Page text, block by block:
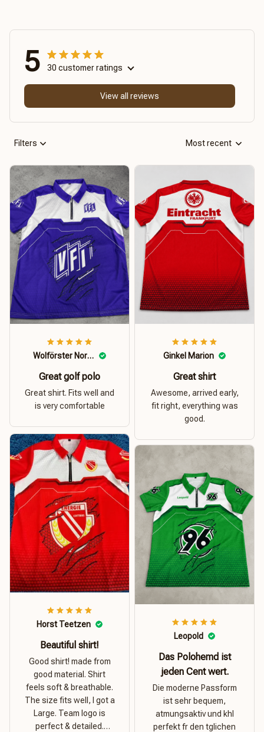
5 30 customer ratings
View all reviews
Filters Most recent
Wolförster Norbert
Great golf polo
Great shirt. Fits well and
is very comfortable
Ginkel Marion
Great shirt
Awesome, arrived early,
fit right, everything was
good.
Horst Teetzen
Beautiful shirt!
Good shirt! made from
good material. Shirt
feels soft & breathable.
The size fits well, I got a
Large. Team logo is
perfect & detailed.
Leopold
Das Polohemd ist
jeden Cent wert.
Die moderne Passform
ist sehr bequem,
atmungsaktiv und khl
perfekt fr den tglichen